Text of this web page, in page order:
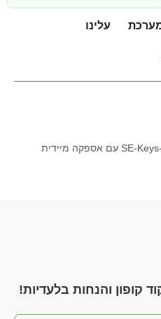
עלינו
The Spoon Of Doom — זמין ב-SE-Keys עם אספקה מיידית
קופון והנחות בלעדיות!